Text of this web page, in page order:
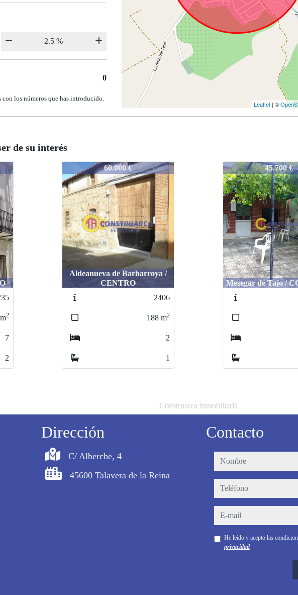
0
los números que has introducido.
Leaflet | ©
de su interés
/
m2
2
1
2326 45.700 €
Mesegar de Tajo / COLEGIOS
2553
120m2
4
1
2326 50.000 €
El Membrillo /
Construarca Inmobiliaria
Dirección
C/ Alberche, 4
45600 Talavera de la Reina
Contacto
nombre
teléfono
e-mail
He leído y acepto las
privacidad